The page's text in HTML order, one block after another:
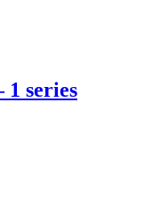
series